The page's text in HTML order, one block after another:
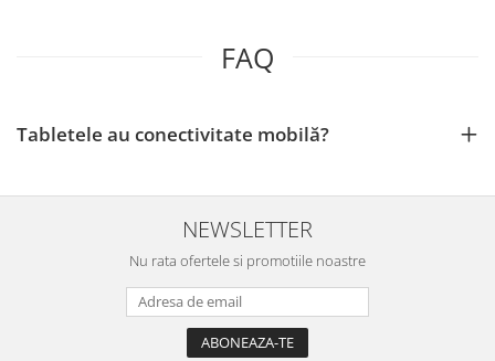
FAQ
Tabletele au conectivitate mobilă?
NEWSLETTER
Nu rata ofertele si promotiile noastre